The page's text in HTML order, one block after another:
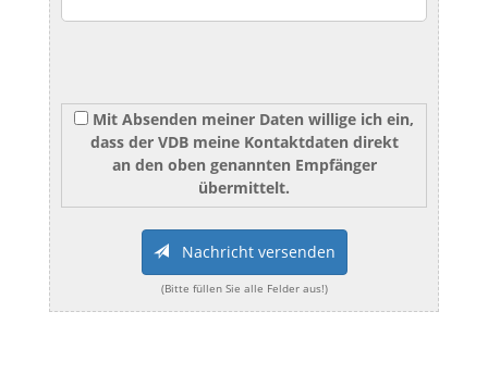
Mit Absenden meiner Daten willige ich ein,
dass der VDB meine Kontaktdaten direkt
an den oben genannten Empfänger
übermittelt.
Nachricht versenden
(Bitte füllen Sie alle Felder aus!)